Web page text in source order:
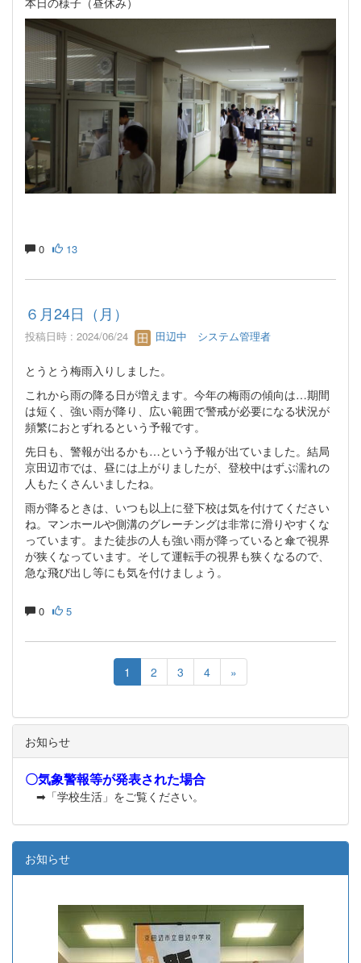
0 13
６月24日（月）
投稿日時 : 2024/06/24 田辺中 システム管理者
とうとう梅雨入りしました。
これから雨の降る日が増えます。今年の梅雨の傾向は…期間
は短く、強い雨が降り、広い範囲で警戒が必要になる状況が
頻繁におとずれるという予報です。
先日も、警報が出るかも…という予報が出ていました。結局
京田辺市では、昼には上がりましたが、登校中はずぶ濡れの
人もたくさんいましたね。
雨が降るときは、いつも以上に登下校は気を付けてください
ね。マンホールや側溝のグレーチングは非常に滑りやすくな
っています。また徒歩の人も強い雨が降っていると傘で視界
が狭くなっています。そして運転手の視界も狭くなるので、
急な飛び出し等にも気を付けましょう。
0 5
1 2 3 4 »
お知らせ
〇気象警報等が発表された場合
➡「学校生活」をご覧ください。
お知らせ